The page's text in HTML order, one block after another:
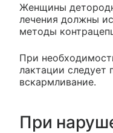
Женщины
лечения должны
методы
При
лактации следует
вскармливание.
При